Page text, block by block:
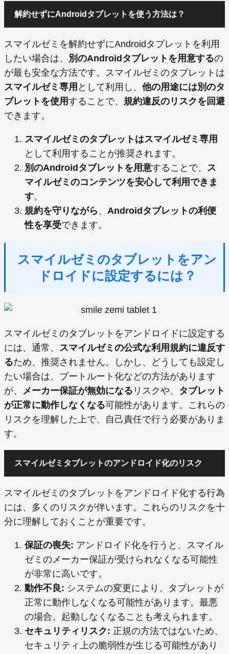
解約せずにAndroidタブレットを使う方法は？
スマイルゼミを解約せずにAndroidタブレットを利用
したい場合は、 別のAndroidタブレットを用意するの
が最も安全な方法です。スマイルゼミのタブレットは
スマイルゼミ専用 として利用し、 他の用途には別のタ
ブレットを使用することで、 規約違反のリスクを回避
できます。
スマイルゼミのタブレットはスマイルゼミ専用
として利用することが推奨されます。
別のAndroidタブレットを用意することで、 ス
マイルゼミのコンテンツを安心して利用できま
す。
規約を守りながら 、 Androidタブレットの利便
性を享受できます。
スマイルゼミのタブレットをアン
ドロイドに設定するには？
スマイルゼミのタブレットをアンドロイドに設定する
には、通常、 スマイルゼミの公式な利用規約に違反す
るため、推奨されません。しかし、どうしても設定し
たい場合は、ブートルート化などの方法があります
が、
メーカー保証が無効になる リスクや、 タブレット
が正常に動作しなくなる可能性があります。これらの
リスクを理解した上で、自己責任で行う必要がありま
す。
スマイルゼミタブレットのアンドロイド化のリスク
スマイルゼミのタブレットをアンドロイド化する行為
には、多くのリスクが伴います。これらのリスクを十
分に理解しておくことが重要です。
保証の喪失: アンドロイド化を行うと、スマイル
ゼミのメーカー保証が受けられなくなる可能性
が非常に高いです。
動作不良: システムの変更により、タブレットが
正常に動作しなくなる可能性があります。最悪
の場合、起動しなくなることも考えられます。
セキュリティリスク: 正規の方法ではないため、
セキュリティ上の脆弱性が生じる可能性があり